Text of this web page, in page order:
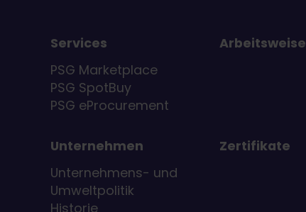
Services
PSG Marketplace
PSG SpotBuy
PSG eProcurement
Arbeitsweise
Unternehmen
Unternehmens- und
Umweltpolitik
Historie
Zertifikate